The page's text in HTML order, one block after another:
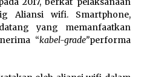
Apresiasi
Layanan Hukum
Pencatatan Hak
2026
Aliansi wifi. Smartphone,
yang memanfaatkan
“kabel-grade”performa